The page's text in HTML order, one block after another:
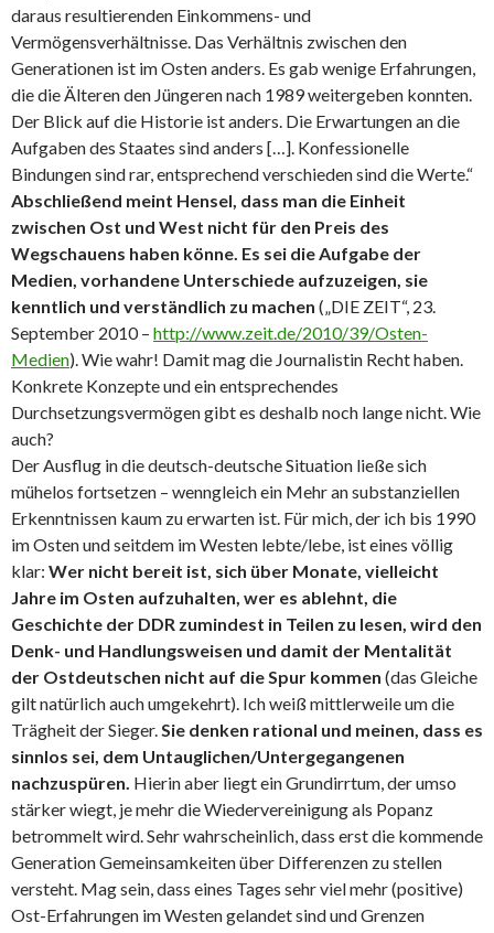
daraus resultierenden Einkommens- und
Vermögensverhältnisse. Das Verhältnis zwischen den
Generationen ist im Osten anders. Es gab wenige Erfahrungen,
die die Älteren den Jüngeren nach 1989 weitergeben konnten.
Der Blick auf die Historie ist anders. Die Erwartungen an die
Aufgaben des Staates sind anders […]. Konfessionelle
Bindungen sind rar, entsprechend verschieden sind die Werte.“
Abschließend meint Hensel, dass man die Einheit
zwischen Ost und West nicht für den Preis des
Wegschauens haben könne. Es sei die Aufgabe der
Medien, vorhandene Unterschiede aufzuzeigen, sie
kenntlich und verständlich zu machen („DIE ZEIT“, 23.
September 2010 – http://www.zeit.de/2010/39/Osten-
Medien). Wie wahr! Damit mag die Journalistin Recht haben.
Konkrete Konzepte und ein entsprechendes
Durchsetzungsvermögen gibt es deshalb noch lange nicht. Wie
auch?
Der Ausflug in die deutsch-deutsche Situation ließe sich
mühelos fortsetzen – wenngleich ein Mehr an substanziellen
Erkenntnissen kaum zu erwarten ist. Für mich, der ich bis 1990
im Osten und seitdem im Westen lebte/lebe, ist eines völlig
klar: Wer nicht bereit ist, sich über Monate, vielleicht
Jahre im Osten aufzuhalten, wer es ablehnt, die
Geschichte der DDR zumindest in Teilen zu lesen, wird den
Denk- und Handlungsweisen und damit der Mentalität
der Ostdeutschen nicht auf die Spur kommen (das Gleiche
gilt natürlich auch umgekehrt). Ich weiß mittlerweile um die
Trägheit der Sieger.Sie denken rational und meinen, dass es
sinnlos sei, dem Untauglichen/Untergegangenen
nachzuspüren. Hierin aber liegt ein Grundirrtum, der umso
stärker wiegt, je mehr die Wiedervereinigung als Popanz
betrommelt wird. Sehr wahrscheinlich, dass erst die kommende
Generation Gemeinsamkeiten über Differenzen zu stellen
versteht. Mag sein, dass eines Tages sehr viel mehr (positive)
Ost-Erfahrungen im Westen gelandet sind und Grenzen